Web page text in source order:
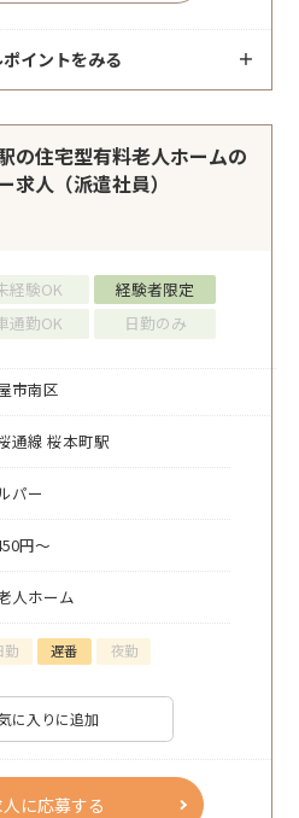
イントをみる
の住宅型有料老人ホームの
人（派遣社員）
経験OK
経験者限定
通勤OK 日勤のみ
市南区
通線 桜本町駅
パー
円～
人ホーム
勤 遅番 夜勤
に入りに追加
に応募する